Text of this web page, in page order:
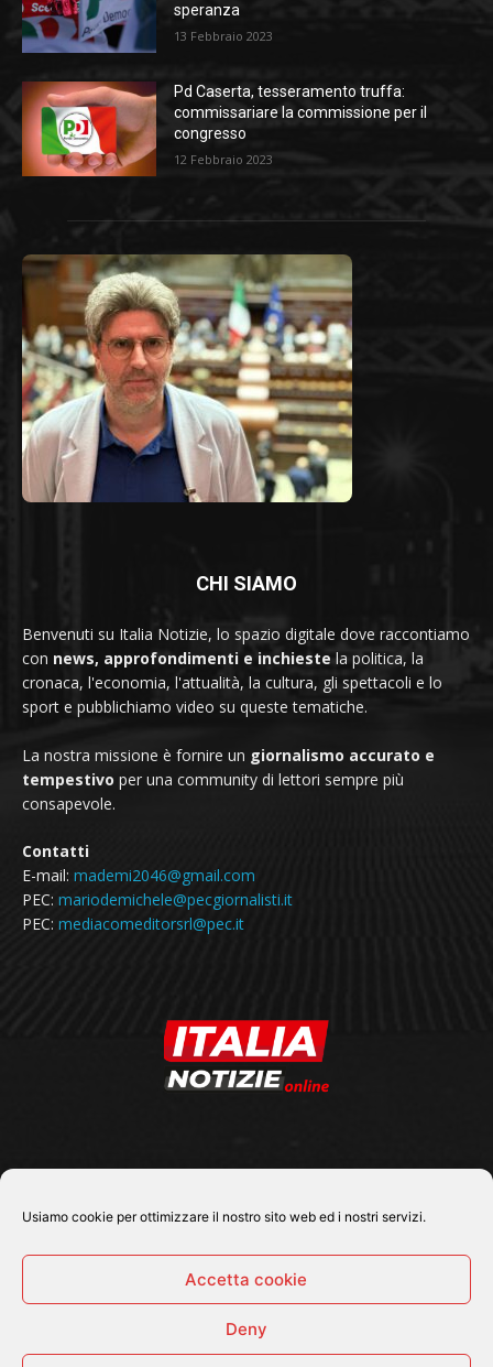
Usiamo cookie per ottimizzare il nostro sito web ed i nostri servizi.
Accetta cookie
Deny
speranza
13 Febbraio 2023
Pd Caserta, tesseramento truffa:
commissariare la commissione per il
congresso
12 Febbraio 2023
CHI SIAMO
Benvenuti su Italia Notizie, lo spazio digitale dove raccontiamo
con news, approfondimenti e inchieste la politica, la
cronaca, l'economia, l'attualità, la cultura, gli spettacoli e lo
sport e pubblichiamo video su queste tematiche.
La nostra missione è fornire un giornalismo accurato e
tempestivo per una community di lettori sempre più
consapevole.
Contatti
E-mail: mademi2046@gmail.com
PEC: mariodemichele@pecgiornalisti.it
PEC: mediacomeditorsrl@pec.it
SEGUICI SU
© 2026 Tutti i diritti riservati - Italia Notizie .online |